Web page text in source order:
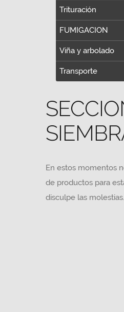
Trituración
FUMIGACION
Viña y arbolado
Transporte
En estos momentos
de productos para
disculpe las molestias.